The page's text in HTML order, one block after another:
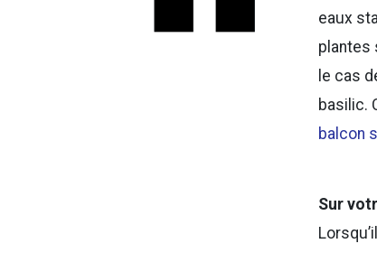
eaux
plantes
le cas
basilic.
balcon
Sur
Lorsqu’il